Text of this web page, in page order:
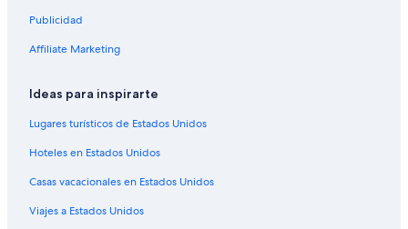
Publicidad
Affiliate Marketing
Ideas para inspirarte
Lugares turísticos de Estados Unidos
Hoteles en Estados Unidos
Casas vacacionales en Estados Unidos
Viajes a Estados Unidos